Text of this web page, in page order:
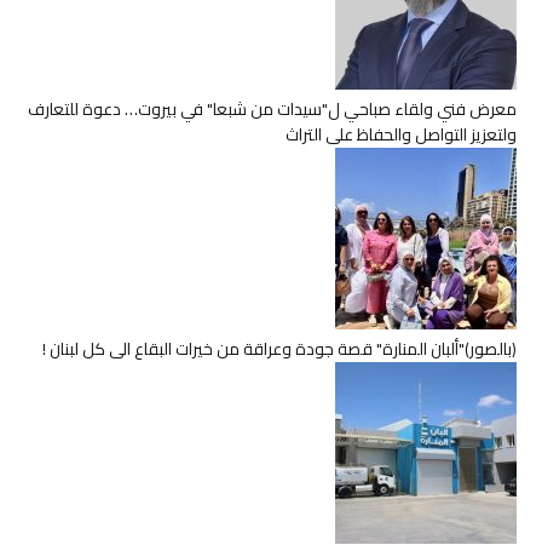
معرض فني ولقاء صباحي ل"سيدات من شبعا" في بيروت… دعوة للتعارف
ولتعزيز التواصل والحفاظ على التراث
(بالصور)"ألبان المنارة" قصة جودة وعراقة من خيرات البقاع الى كل لبنان !